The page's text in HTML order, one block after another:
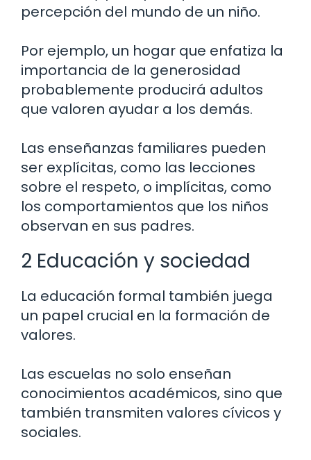
percepción del mundo de un niño.
Por ejemplo, un hogar que enfatiza la
importancia de la generosidad
probablemente producirá adultos
que valoren ayudar a los demás.
Las enseñanzas familiares pueden
ser explícitas, como las lecciones
sobre el respeto, o implícitas, como
los comportamientos que los niños
observan en sus padres.
2 Educación y sociedad
La educación formal también juega
un papel crucial en la formación de
valores.
Las escuelas no solo enseñan
conocimientos académicos, sino que
también transmiten valores cívicos y
sociales.